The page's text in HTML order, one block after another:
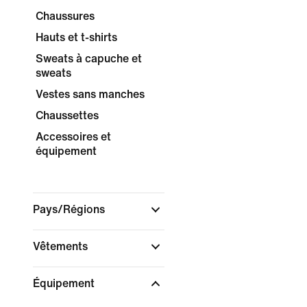
Chaussures
Hauts et t-shirts
Sweats à capuche et
sweats
Vestes sans manches
Chaussettes
Accessoires et
équipement
Pays/Régions
Vêtements
Équipement